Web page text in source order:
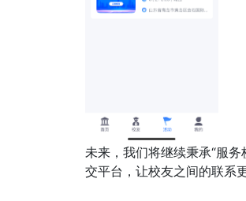
未来，我们将继续秉承“服
交平台，让校友之间的联系